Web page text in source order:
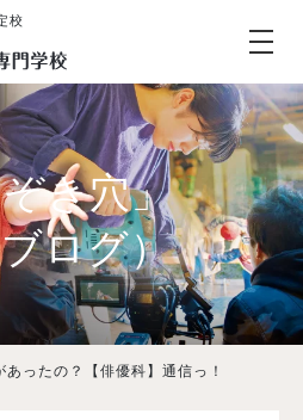
校
き穴」
ブログ）
あったの？【俳優科】通信っ！